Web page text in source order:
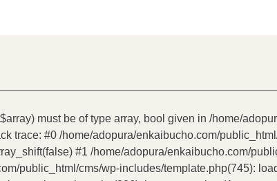
must be of type array, bool given in /home/
trace: #0 /home/adopura/enkaibucho.com/
#1 /home/adopura/enkaibucho.com/
public_html/cms/wp-includes/template.php(745):